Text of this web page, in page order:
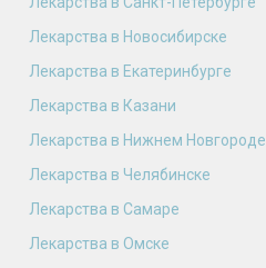
Лекарства в Новосибирске
Лекарства в Екатеринбурге
Лекарства в Казани
Лекарства в Нижнем Новгороде
Лекарства в Челябинске
Лекарства в Самаре
Лекарства в Омске